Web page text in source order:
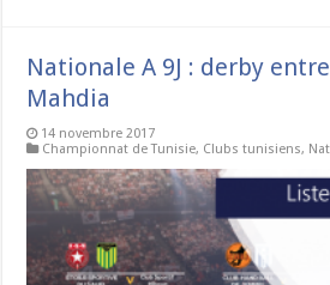
Nationale A 9J : derby
Mahdia
14 novembre 2017
Championnat de Tunisie, Clubs tunisiens,